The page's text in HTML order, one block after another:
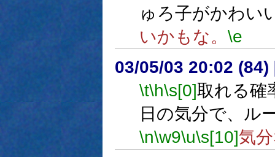
ゅろ子がかわい
いかもな。 \e
03/05/03 20:02 (84)
\t\h\s[0]取れる確
日の気分で、ル
\n\w9\u\s[10]気